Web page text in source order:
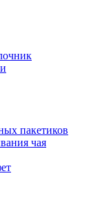
пакетиков
чая